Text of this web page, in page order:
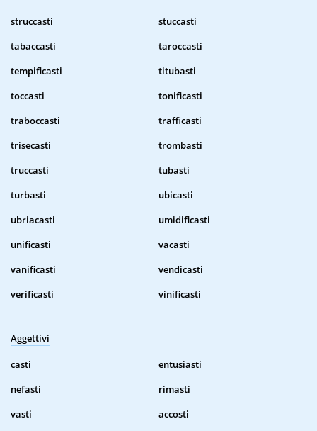
struccasti
stuccasti
tabaccasti
taroccasti
tempificasti
titubasti
toccasti
tonificasti
traboccasti
trafficasti
trisecasti
trombasti
truccasti
tubasti
turbasti
ubicasti
ubriacasti
umidificasti
unificasti
vacasti
vanificasti
vendicasti
verificasti
vinificasti
Aggettivi
casti
entusiasti
nefasti
rimasti
vasti
accosti